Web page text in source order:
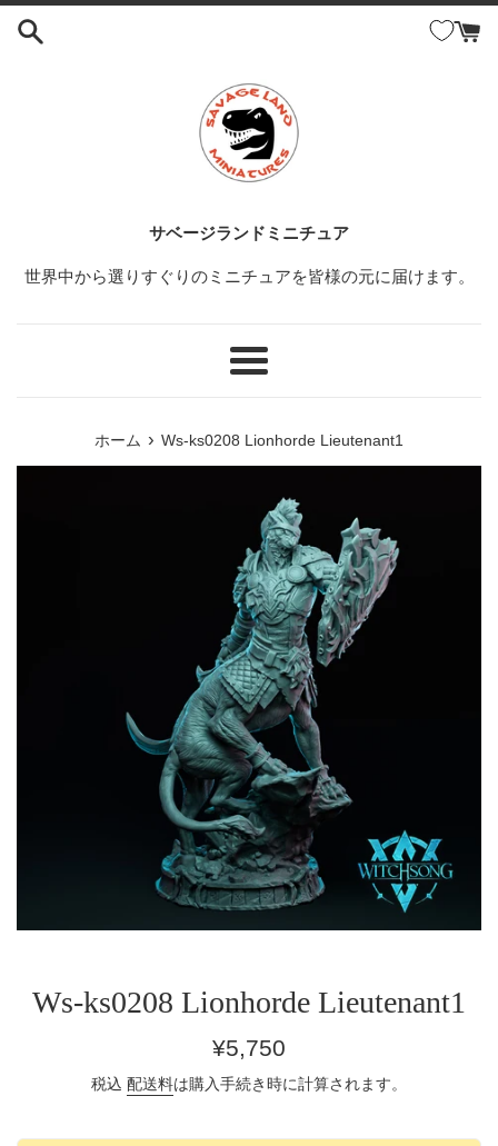
コ
サベージランドミニチュア
世界中から選りすぐりのミニチュアを皆様の元に届けます。
メ
ホーム › Ws-ks0208 Lionhorde Lieutenant1
Ws-ks0208 Lionhorde Lieutenant1
通
価
¥5,750
税込 配送料は購入手続き時に計算されます。